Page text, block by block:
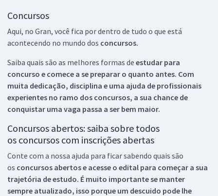
Concursos
Aqui, no Gran, você fica por dentro de tudo o que está
acontecendo no mundo dos concursos.
Saiba quais são as melhores formas de estudar para
concurso e comece a se preparar o quanto antes. Com
muita dedicação, disciplina e uma ajuda de profissionais
experientes no ramo dos concursos, a sua chance de
conquistar uma vaga passa a ser bem maior.
Concursos abertos: saiba sobre todos
os concursos com inscrições abertas
Conte com a nossa ajuda para ficar sabendo quais são
os concursos abertos e acesse o edital para começar a sua
trajetória de estudo. É muito importante se manter
sempre atualizado, isso porque um descuido pode lhe